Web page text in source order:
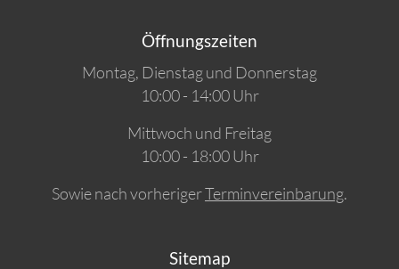
Öffnungszeiten
Montag, Dienstag und Donnerstag
10:00 - 14:00 Uhr
Mittwoch und Freitag
10:00 - 18:00 Uhr
Sowie nach vorherigerTerminvereinbarung.
Sitemap